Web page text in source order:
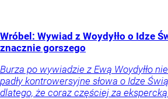
Wróbel: Wywiad z Woydyłło o Idze
znacznie gorszego
Burza po wywiadzie z Ewą Woydyłło
padły kontrowersyjne słowa o Idze
dlatego, że coraz częściej za